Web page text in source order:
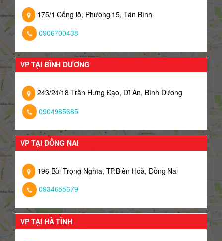
175/1 Cống lỡ, Phường 15, Tân Bình
0906700438
VP TẠI BÌNH DƯƠNG
243/24/18 Trần Hưng Đạo, Dĩ An, Bình Dương
0904985685
VP TẠI ĐỒNG NAI
196 Bùi Trọng Nghĩa, TP.Biên Hoà, Đồng Nai
0934655679
VP TẠI HÀ TĨNH